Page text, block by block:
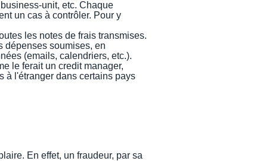
unit, etc. Chaque
un cas à contrôler. Pour y
les notes de frais transmises.
dépenses soumises, en
(emails, calendriers, etc.).
le ferait un credit manager,
à l'étranger dans certains pays
En effet, un fraudeur, par sa